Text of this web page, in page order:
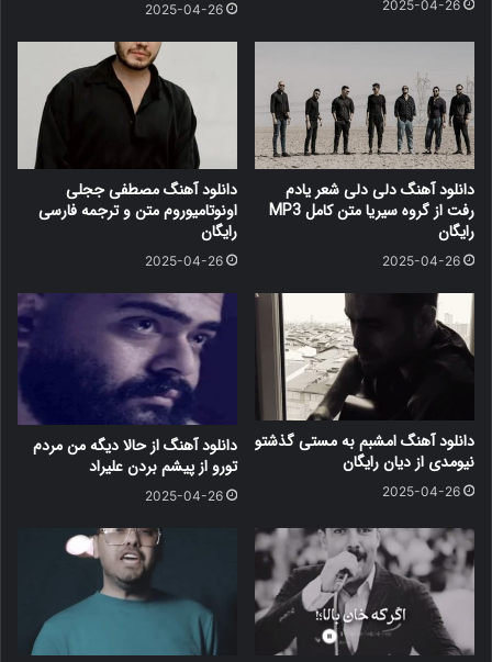
2025-04-26
2025-04-26
دانلود آهنگ دلی دلی شعر یادم
رفت از گروه سیریا متن کامل MP3
رایگان
2025-04-26
دانلود آهنگ مصطفی ججلی
اونوتامیوروم متن و ترجمه فارسی
رایگان
2025-04-26
دانلود آهنگ امشبم به مستی گذشتو
نیومدی از دیان رایگان
2025-04-26
دانلود آهنگ از حالا دیگه من مردم
تورو از پیشم بردن علیراد
2025-04-26